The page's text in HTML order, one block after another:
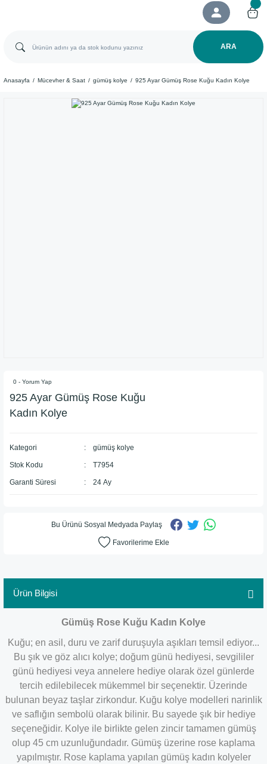
ARA
Anasayfa Mücevher & Saat gümüş kolye 925 Ayar Gümüş Rose Kuğu Kadın Kolye
0 - Yorum Yap
925 Ayar Gümüş Rose Kuğu
Kadın Kolye
Kategori gümüş kolye
Stok Kodu T7954
Garanti Süresi 24 Ay
Bu Ürünü Sosyal Medyada Paylaş
Ürün Bilgisi
Gümüş Rose Kuğu Kadın Kolye
Kuğu; en asil, duru ve zarif duruşuyla aşıkları temsil ediyor...
Bu şık ve göz alıcı kolye; doğum günü hediyesi, sevgililer
günü hediyesi veya annelere hediye olarak özel günlerde
tercih edilebilecek mükemmel bir seçenektir. Üzerinde
bulunan beyaz taşlar zirkondur. Kuğu kolye modelleri narinlik
ve saflığın sembolü olarak bilinir. Bu sayede şık bir hediye
seçeneğidir. Kolye ile birlikte gelen zincir tamamen gümüş
olup 45 cm uzunluğundadır. Gümüş üzerine rose kaplama
yapılmıştır. Rose kaplama yapılan gümüş kadın kolyeler